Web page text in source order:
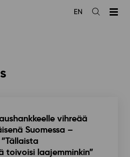
Avaa
EN
vihreää
Suomessa –
toivoisi laajemminkin”